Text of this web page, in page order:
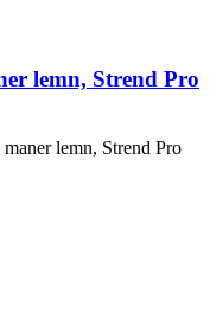
lemn, Strend Pro
lemn, Strend Pro